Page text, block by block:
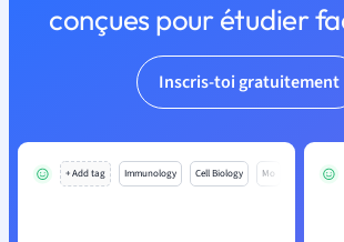
conçues pour étudier
Inscris-toi gratuitement
+ Add tag Immunology Cell Biology Mo